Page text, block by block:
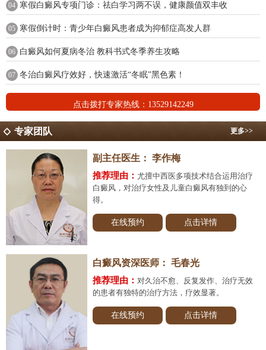
04 寒假白癜风专项门诊：祛白学习两不误，健康颜值双丰收
05 寒假倒计时：青少年白癜风患者成为抑郁症高发人群
06 白癜风如何夏病冬治 教科书式冬季养生攻略
07 冬治白癜风疗效好，快速激活“冬眠”黑色素！
点击拨打专家热线：13529142249
更多>>
专家团队
副主任医生： 李作梅
推荐理由： 尤擅中西医多项技术结合运用治疗
白癜风，对治疗女性及儿童白癜风有独到的心
得。
在线预约 点击详情
白癜风资深医师： 毛春光
推荐理由： 对久治不愈、反复发作、治疗无效
的患者有独特的治疗方法，疗效显著。
在线预约 点击详情